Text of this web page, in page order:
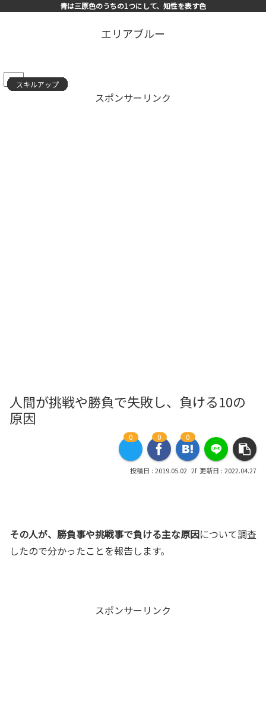
青は三原色のうちの1つにして、知性を表す色
エリアブルー
PR
スポンサーリンク
人間が挑戦や勝負で失敗し、負ける10の
原因
0 0 0
2019.05.02 2022.04.27
その人が、勝負事や挑戦事で負ける主な原因について調査
したので分かったことを報告します。
スポンサーリンク
スキルアップ
スキルアップ
スキルアップ
スキルアップ
スキルアップ
スキルアップ
スキルアップ
スキルアップ
スキルアップ
スキルアップ
スキルアップ
スキルアップ
スキルアップ
スキルアップ
スキルアップ